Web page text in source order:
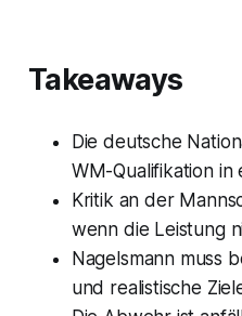
Takeaways
Die deutsche
WM-Qualifikation in
Kritik an der
wenn die Leistung
Nagelsmann muss
und realistische